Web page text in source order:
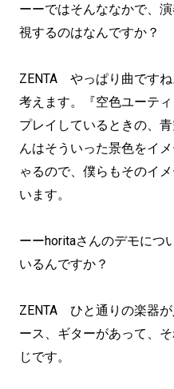
ーーではそんななかで、
視するのはなんですか？
ZENTA やっぱり曲です
考えます。『空色ユーテ
プレイしているときの、
んはそういった景色をイ
ゃるので、僕らもそのイ
います。
ーーhoritaさんのデモにつ
いるんですか？
ZENTA ひと通りの楽器
ース、ギターがあって、
じです。